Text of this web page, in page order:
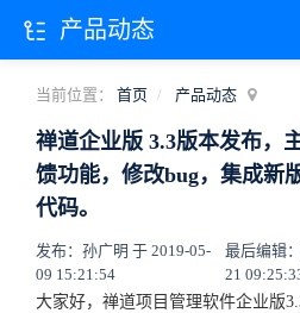
当前位置： 首页 产品动态
禅道企业版 3.3版本发布，
馈功能，修改bug，集成新
代码。
发布：孙广明 于 2019-05-
09 15:21:54
最后编辑
21
大家好，禅道项目管理软件企业版
产品动态